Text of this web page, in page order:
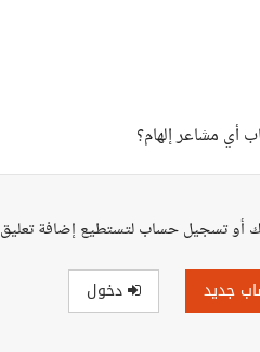
أي مشاعر إلهام؟
أو تسجيل حساب لتستطيع إضافة تعليق
جديد دخول